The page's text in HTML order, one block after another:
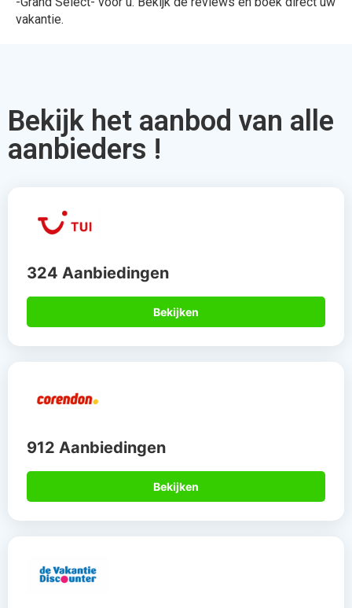
vakantie.
Bekijk het aanbod van alle
aanbieders !
324 Aanbiedingen
Bekijken
912 Aanbiedingen
Bekijken